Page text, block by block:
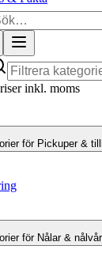
inkl. moms
för Pickuper &
för Nålar &